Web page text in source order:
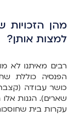
מהן
למצות אותן?
רבים מאיתנו לא
הפנסיה כוללת
כושר עבודה
שארים). הגנות אלו
עקרות בית